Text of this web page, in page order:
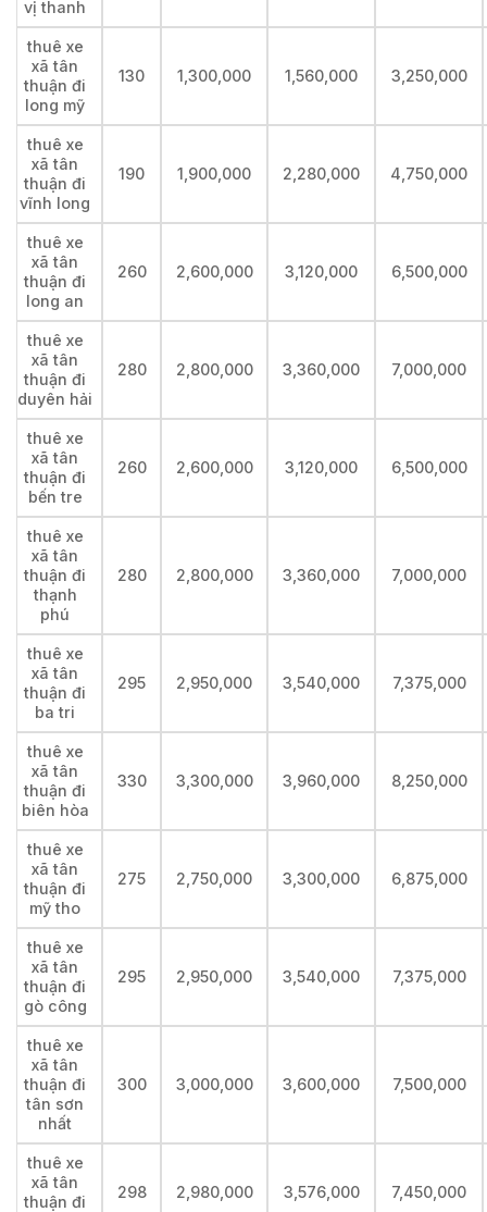
vị thanh
thuê xe
xã tân
thuận đi
long mỹ
130 1,300,000 1,560,000 3,250,000
thuê xe
xã tân
thuận đi
vĩnh long
190 1,900,000 2,280,000 4,750,000
thuê xe
xã tân
thuận đi
long an
260 2,600,000 3,120,000 6,500,000
thuê xe
xã tân
thuận đi
duyên hải
280 2,800,000 3,360,000 7,000,000
thuê xe
xã tân
thuận đi
bến tre
260 2,600,000 3,120,000 6,500,000
thuê xe
xã tân
thuận đi
thạnh
phú
280 2,800,000 3,360,000 7,000,000
thuê xe
xã tân
thuận đi
ba tri
295 2,950,000 3,540,000 7,375,000
thuê xe
xã tân
thuận đi
biên hòa
330 3,300,000 3,960,000 8,250,000
thuê xe
xã tân
thuận đi
mỹ tho
275 2,750,000 3,300,000 6,875,000
thuê xe
xã tân
thuận đi
gò công
295 2,950,000 3,540,000 7,375,000
thuê xe
xã tân
thuận đi
tân sơn
nhất
300 3,000,000 3,600,000 7,500,000
thuê xe
xã tân
thuận đi
298 2,980,000 3,576,000 7,450,000